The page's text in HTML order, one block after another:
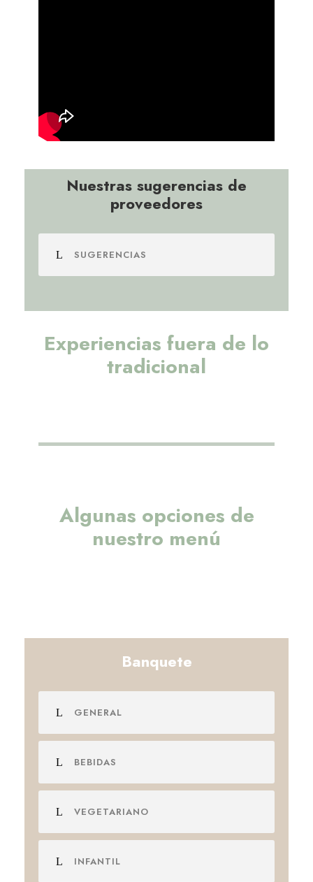
Nuestras sugerencias de
proveedores
SUGERENCIAS
Experiencias fuera de lo
tradicional
Algunas opciones de
nuestro menú
Banquete
GENERAL
BEBIDAS
VEGETARIANO
INFANTIL